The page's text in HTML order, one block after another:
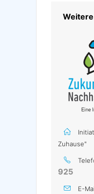
Zuhause"
925
E-